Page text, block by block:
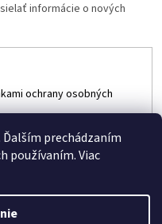
prechádzaním
používaním. Viac
informácie o nových
ochrany osobných